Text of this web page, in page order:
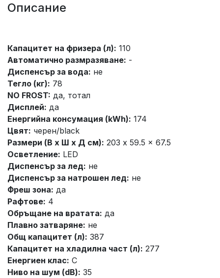
Описание
Капацитет на фризера (л): 110
Автоматично размразяване: -
Диспенсър за вода: не
Тегло (кг): 78
NO FROST: да, тотал
Дисплей: да
Енергийна консумация (kWh): 174
Цвят: черен/black
Размери (В х Ш х Д см): 203 x 59.5 x 67.5
Осветление: LED
Диспенсър за лед: не
Диспенсър за натрошен лед: не
Фреш зона: да
Рафтове: 4
Обръщане на вратата: да
Плавно затваряне: не
Общ капацитет (л): 387
Капацитет на хладилна част (л): 277
Енергиен клас: C
Ниво на шум (dB): 35